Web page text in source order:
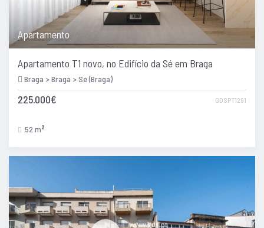
Apartamento
Apartamento T1 novo, no Edifício da Sé em Braga
Braga > Braga > Sé (Braga)
GDSPT1291
225.000€
52 m 2